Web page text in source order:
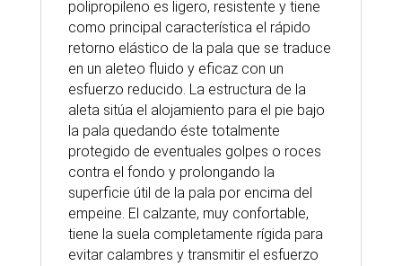
polipropileno es ligero, resistente y tiene
como principal característica el rápido
retorno elástico de la pala que se traduce
en un aleteo fluido y eficaz con un
esfuerzo reducido. La estructura de la
aleta sitúa el alojamiento para el pie bajo
la pala quedando éste totalmente
protegido de eventuales golpes o roces
contra el fondo y prolongando la
superficie útil de la pala por encima del
empeine. El calzante, muy confortable,
tiene la suela completamente rígida para
evitar calambres y transmitir el esfuerzo